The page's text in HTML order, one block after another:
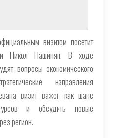
визитом посетит
Никол Пашинян. В ходе
вопросы экономического
направления
визит важен как шанс
и обсудить новые
регион.